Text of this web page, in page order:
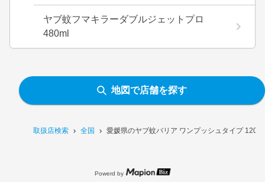
取扱店検索 全国 愛媛県のヤブ蚊バリア ワンプッシュタイプ 120
ヤブ蚊フマキラーダブルジェットプロ
480ml
地図で店舗を探す
Powerd by